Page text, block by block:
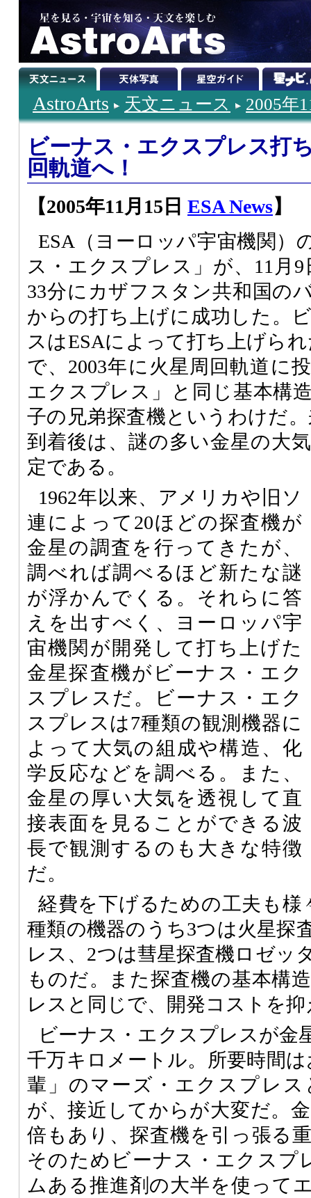
AstroArts 天文ニュース 2005年
ビーナス・エクスプレス打
回軌道へ！
【2005年11月15日 ESA News】
ESA（ヨーロッパ宇宙機関）
ス・エクスプレス」が、11月
33分にカザフスタン共和国の
からの打ち上げに成功した。
スはESAによって打ち上げら
で、2003年に火星周回軌道に
エクスプレス」と同じ基本構
子の兄弟探査機というわけだ
到着後は、謎の多い金星の大
定である。
1962年以来、アメリカや旧ソ
連によって20ほどの探査機が
金星の調査を行ってきたが、
調べれば調べるほど新たな謎
が浮かんでくる。それらに答
えを出すべく、ヨーロッパ宇
宙機関が開発して打ち上げた
金星探査機がビーナス・エク
スプレスだ。ビーナス・エク
スプレスは7種類の観測機器に
よって大気の組成や構造、化
学反応などを調べる。また、
金星の厚い大気を透視して直
接表面を見ることができる波
長で観測するのも大きな特徴
だ。
経費を下げるための工夫も様
種類の機器のうち3つは火星探
レス、2つは彗星探査機ロゼッ
ものだ。また探査機の基本構
レスと同じで、開発コストを
ビーナス・エクスプレスが金
千万キロメートル。所要時間
輩」のマーズ・エクスプレ
が、接近してからが大変だ。
倍もあり、探査機を引っ張る
そのためビーナス・エクスプ
ムある推進剤の大半を使って